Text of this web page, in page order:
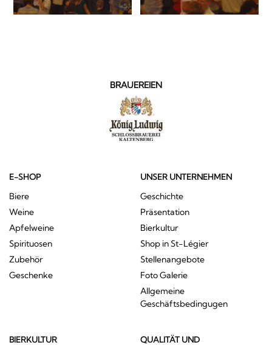
BRAUEREIEN
E-SHOP
Biere
Weine
Apfelweine
Spirituosen
Zubehör
Geschenke
UNSER UNTERNEHMEN
Geschichte
Präsentation
Bierkultur
Shop in St-Légier
Stellenangebote
Foto Galerie
Allgemeine
Geschäftsbedingugen
BIERKULTUR
QUALITÄT UND